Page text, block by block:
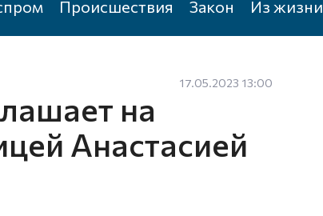
Происшествия Закон Из жизни
17.05.2023 13:00
на
Анастасией